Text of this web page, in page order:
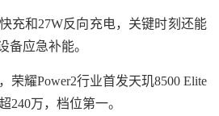
和27W反向充电，关键时刻还能
备应急补能。
耀Power2行业首发天玑8500 Elite
240万，档位第一。